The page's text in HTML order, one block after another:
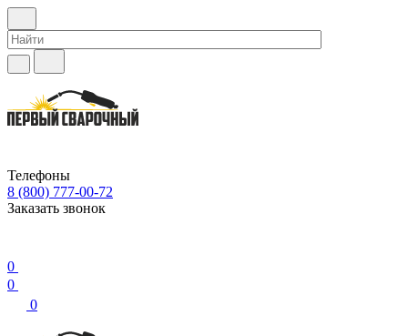
Телефоны
8 (800) 777-00-72
Заказать звонок
0
0
0